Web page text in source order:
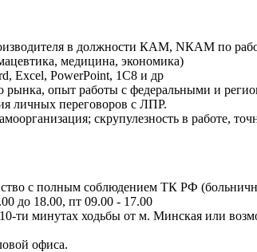
в должности КАМ, NКАМ по
медицина, экономика)
Excel, PowerPoint, 1C8 и др
рынка, опыт работы с федеральными и
личных переговоров с ЛПР.
скрупулезность в работе,
с полным соблюдением ТК РФ
до 18.00, пт 09.00 - 17.00
ти минутах ходьбы от м. Минская или
офиса.